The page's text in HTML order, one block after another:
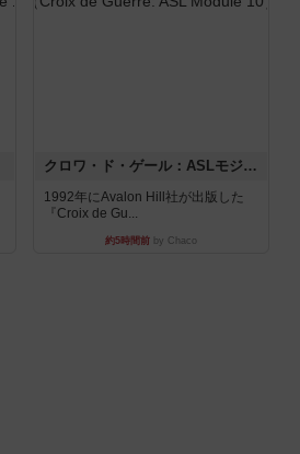
クロワ・ド・ゲール：ASLモジュール10
1992年にAvalon Hill社が出版した
『Croix de Gu...
約5時間前 by Chaco